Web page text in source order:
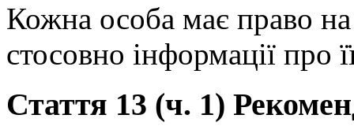
Кожна особа має право на
стосовно інформації про
Стаття 13 (ч. 1)